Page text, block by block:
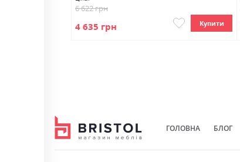
4 635 грн
6 622 грн
Купити
ГОЛОВНА БЛОГ